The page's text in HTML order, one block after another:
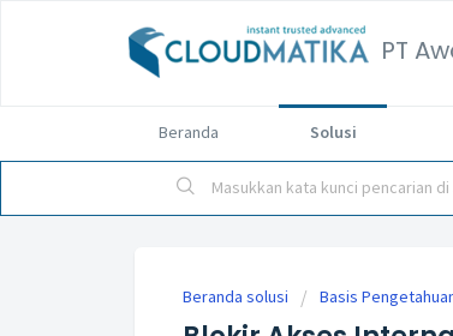
PT
Beranda Solusi
Beranda solusi Basis